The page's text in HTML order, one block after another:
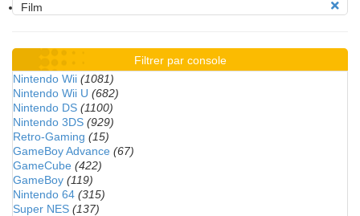
Film
Filtrer par console
Nintendo Wii (1081)
Nintendo Wii U (682)
Nintendo DS (1100)
Nintendo 3DS (929)
Retro-Gaming (15)
GameBoy Advance (67)
GameCube (422)
GameBoy (119)
Nintendo 64 (315)
Super NES (137)